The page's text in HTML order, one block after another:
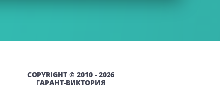
COPYRIGHT © 2010 - 2026
ГАРАНТ-ВИКТОРИЯ